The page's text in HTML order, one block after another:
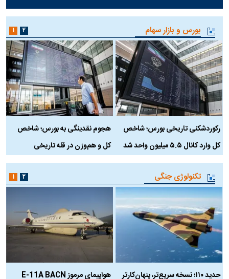
بورس و بازار سهام
رکوردشکنی تاریخی بورس؛ شاخص
کل وارد کانال ۵.۵ میلیون واحد شد
هجوم نقدینگی به بورس؛ شاخص
کل و هم‌وزن در قله تاریخی
۱ ۲
تکنولوژی جنگی
حدید ۱۱۰؛ نسخه سریع‌تر، پنهان‌کارتر هواپیمای مرموز E-11A BACN
۱ ۲